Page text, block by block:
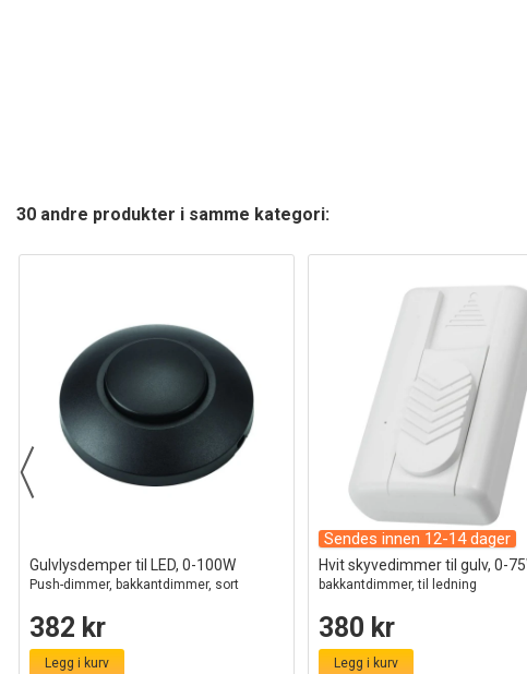
30 andre produkter i samme kategori:
Gulvlysdemper til LED, 0-100W
Push-dimmer, bakkantdimmer, sort
382 kr
Legg i kurv
Sendes innen 12-14 dager
Hvit skyvedimmer til gulv, 0-
bakkantdimmer, til ledning
380 kr
Legg i kurv